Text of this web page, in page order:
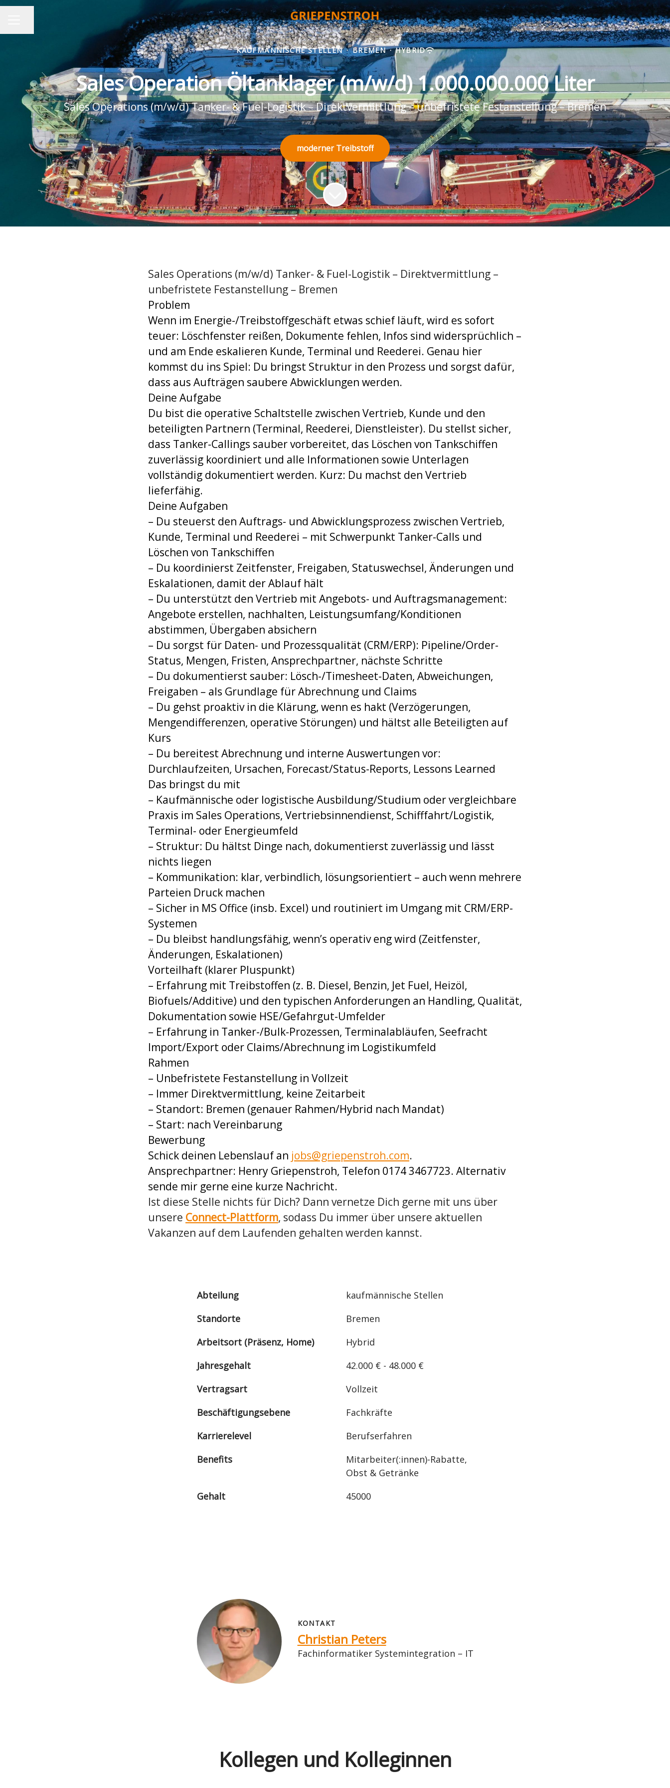
KAUFMÄNNISCHE STELLEN · BREMEN · HYBRID
Sales Operation Öltanklager (m/w/d) 1.000.000.000 Liter
Sales Operations (m/w/d) Tanker- & Fuel-Logistik – Direktvermittlung – unbefristete Festanstellung – Bremen
moderner Treibstoff
Sales Operations (m/w/d) Tanker- & Fuel-Logistik – Direktvermittlung –
unbefristete Festanstellung – Bremen
Problem
Wenn im Energie-/Treibstoffgeschäft etwas schief läuft, wird es sofort
teuer: Löschfenster reißen, Dokumente fehlen, Infos sind widersprüchlich –
und am Ende eskalieren Kunde, Terminal und Reederei. Genau hier
kommst du ins Spiel: Du bringst Struktur in den Prozess und sorgst dafür,
dass aus Aufträgen saubere Abwicklungen werden.
Deine Aufgabe
Du bist die operative Schaltstelle zwischen Vertrieb, Kunde und den
beteiligten Partnern (Terminal, Reederei, Dienstleister). Du stellst sicher,
dass Tanker-Callings sauber vorbereitet, das Löschen von Tankschiffen
zuverlässig koordiniert und alle Informationen sowie Unterlagen
vollständig dokumentiert werden. Kurz: Du machst den Vertrieb
lieferfähig.
Deine Aufgaben
– Du steuerst den Auftrags- und Abwicklungsprozess zwischen Vertrieb,
Kunde, Terminal und Reederei – mit Schwerpunkt Tanker-Calls und
Löschen von Tankschiffen
– Du koordinierst Zeitfenster, Freigaben, Statuswechsel, Änderungen und
Eskalationen, damit der Ablauf hält
– Du unterstützt den Vertrieb mit Angebots- und Auftragsmanagement:
Angebote erstellen, nachhalten, Leistungsumfang/Konditionen
abstimmen, Übergaben absichern
– Du sorgst für Daten- und Prozessqualität (CRM/ERP): Pipeline/Order-
Status, Mengen, Fristen, Ansprechpartner, nächste Schritte
– Du dokumentierst sauber: Lösch-/Timesheet-Daten, Abweichungen,
Freigaben – als Grundlage für Abrechnung und Claims
– Du gehst proaktiv in die Klärung, wenn es hakt (Verzögerungen,
Mengendifferenzen, operative Störungen) und hältst alle Beteiligten auf
Kurs
– Du bereitest Abrechnung und interne Auswertungen vor:
Durchlaufzeiten, Ursachen, Forecast/Status-Reports, Lessons Learned
Das bringst du mit
– Kaufmännische oder logistische Ausbildung/Studium oder vergleichbare
Praxis im Sales Operations, Vertriebsinnendienst, Schifffahrt/Logistik,
Terminal- oder Energieumfeld
– Struktur: Du hältst Dinge nach, dokumentierst zuverlässig und lässt
nichts liegen
– Kommunikation: klar, verbindlich, lösungsorientiert – auch wenn mehrere
Parteien Druck machen
– Sicher in MS Office (insb. Excel) und routiniert im Umgang mit CRM/ERP-
Systemen
– Du bleibst handlungsfähig, wenn’s operativ eng wird (Zeitfenster,
Änderungen, Eskalationen)
Vorteilhaft (klarer Pluspunkt)
– Erfahrung mit Treibstoffen (z. B. Diesel, Benzin, Jet Fuel, Heizöl,
Biofuels/Additive) und den typischen Anforderungen an Handling, Qualität,
Dokumentation sowie HSE/Gefahrgut-Umfelder
– Erfahrung in Tanker-/Bulk-Prozessen, Terminalabläufen, Seefracht
Import/Export oder Claims/Abrechnung im Logistikumfeld
Rahmen
– Unbefristete Festanstellung in Vollzeit
– Immer Direktvermittlung, keine Zeitarbeit
– Standort: Bremen (genauer Rahmen/Hybrid nach Mandat)
– Start: nach Vereinbarung
Bewerbung
Schick deinen Lebenslauf an jobs@griepenstroh.com.
Ansprechpartner: Henry Griepenstroh, Telefon 0174 3467723. Alternativ
sende mir gerne eine kurze Nachricht.
Ist diese Stelle nichts für Dich? Dann vernetze Dich gerne mit uns über
unsere Connect-Plattform, sodass Du immer über unsere aktuellen
Vakanzen auf dem Laufenden gehalten werden kannst.
Abteilung
kaufmännische Stellen
Standorte
Bremen
Arbeitsort (Präsenz, Home)
Hybrid
Jahresgehalt
42.000 € - 48.000 €
Vertragsart
Vollzeit
Beschäftigungsebene
Fachkräfte
Karrierelevel
Berufserfahren
Benefits
Mitarbeiter(:innen)-Rabatte,
Obst & Getränke
Gehalt
45000
KONTAKT
Christian Peters
Fachinformatiker Systemintegration – IT
Kollegen und Kolleginnen